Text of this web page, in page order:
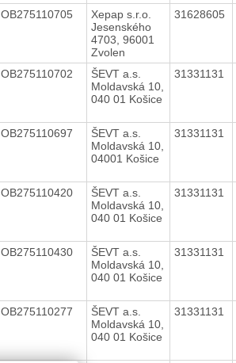
OB275110705
Xepap s.r.o.
Jesenského
4703, 96001
Zvolen
31628605
OB275110702
ŠEVT a.s.
Moldavská 10,
040 01 Košice
31331131
OB275110697
ŠEVT a.s.
Moldavská 10,
04001 Košice
31331131
OB275110420
ŠEVT a.s.
Moldavská 10,
040 01 Košice
31331131
OB275110430
ŠEVT a.s.
Moldavská 10,
040 01 Košice
31331131
OB275110277
ŠEVT a.s.
Moldavská 10,
040 01 Košice
31331131